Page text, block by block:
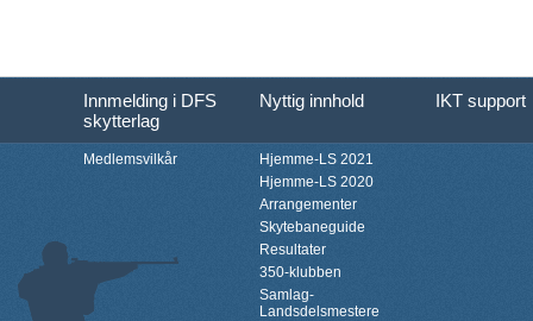
Innmelding i DFS
skytterlag
Nyttig innhold IKT support
Medlemsvilkår
Hjemme-LS 2021
Hjemme-LS 2020
Arrangementer
Skytebaneguide
Resultater
350-klubben
Samlag-
Landsdelsmestere